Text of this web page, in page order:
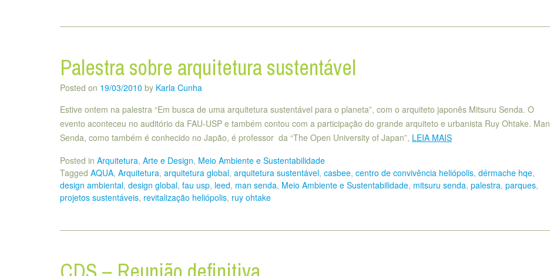
Palestra sobre arquitetura sustentável
Posted on 19/03/2010 by Karla Cunha
Estive ontem na palestra “Em busca de uma arquitetura sustentável para o planeta”, com o arquiteto japonês Mitsuru Senda. O
evento aconteceu no auditório da FAU-USP e também contou com a participação do grande arquiteto e urbanista Ruy Ohtake. Man
Senda, como também é conhecido no Japão, é professor da “The Open University of Japan”, LEIA MAIS
Posted in Arquitetura, Arte e Design, Meio Ambiente e Sustentabilidade
Tagged AQUA, Arquitetura, arquitetura global, arquitetura sustentável, casbee, centro de convivência heliópolis, dérmache hqe,
design ambiental, design global, fau usp, leed, man senda, Meio Ambiente e Sustentabilidade, mitsuru senda, palestra, parques,
projetos sustentáveis, revitalização heliópolis, ruy ohtake